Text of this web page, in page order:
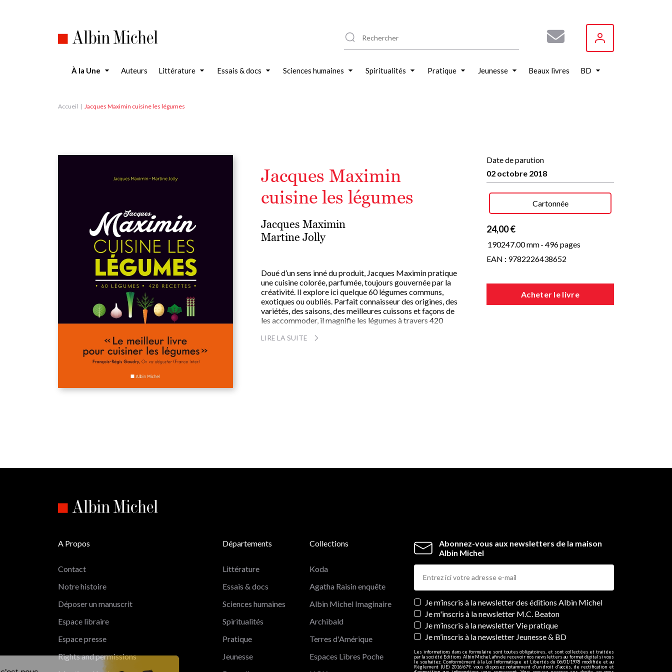
À la Une Auteurs Littérature Essais & docs Sciences humaines Spiritualités Pratique Jeunesse Beaux livres BD
Accueil Jacques Maximin cuisine les légumes
Jacques Maximin
cuisine les légumes
Jacques Maximin
Martine Jolly
Doué d’un sens inné du produit, Jacques Maximin pratique
une cuisine colorée, parfumée, toujours gouvernée par la
créativité. Il explore ici quelque 60 légumes communs,
exotiques ou oubliés. Parfait connaisseur des origines, des
variétés, des saisons, des meilleures cuissons et façons de
les accommoder, il magnifie les légumes à travers 420
LIRE LA SUITE
Date de parution
02 octobre 2018
Cartonnée
24,00 €
190247.00 mm- 496 pages
EAN : 9782226438652
Acheter le livre
Abonnez-vous aux newsletters de la maison
Albin Michel
Newsletters
Je m’inscris à la newsletter des éditions Albin Michel
Je m'inscris à la newsletter M.C. Beaton
Je m’inscris à la newsletter Vie pratique
Je m’inscris à la newsletter Jeunesse & BD
Les informations dans ce formulaire sont toutes obligatoires, et sont collectées et traitées
par la société Editions Albin Michel, afin de recevoir nos newsletters au format digital si vous
le souhaitez. Conformément à la Loi Informatique et Libertés du 06/01/1978 modifiée et au
Règlement (UE) 2016/679, vous disposez notamment d'un droit d'accès, de rectification et
A Propos
Contact
Notre histoire
Déposer un manuscrit
Espace libraire
Espace presse
Rights and permissions
Départements
Littérature
Essais & docs
Sciences humaines
Spiritualités
Pratique
Jeunesse
Collections
Koda
Agatha Raisin enquête
Albin Michel Imaginaire
Archibald
Terres d'Amérique
Espaces Libres Poche